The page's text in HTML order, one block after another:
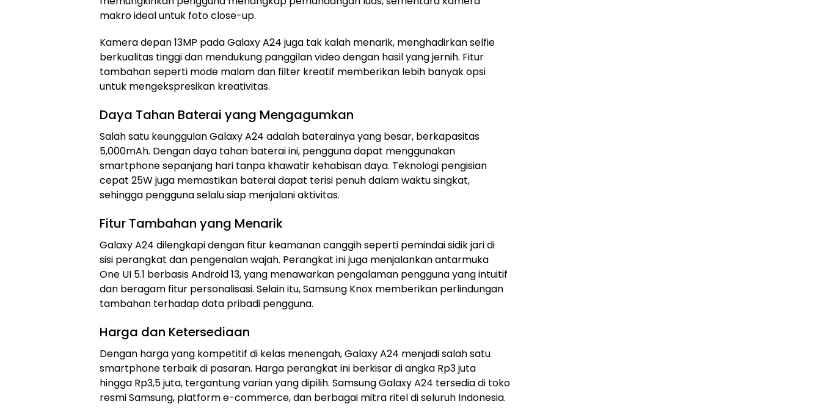
makro ideal untuk foto close-up.
Kamera depan 13MP pada Galaxy A24 juga tak kalah menarik, menghadirkan selfie
berkualitas tinggi dan mendukung panggilan video dengan hasil yang jernih. Fitur
tambahan seperti mode malam dan filter kreatif memberikan lebih banyak opsi
untuk mengekspresikan kreativitas.
Daya Tahan Baterai yang Mengagumkan
Salah satu keunggulan Galaxy A24 adalah baterainya yang besar, berkapasitas
5,000mAh. Dengan daya tahan baterai ini, pengguna dapat menggunakan
smartphone sepanjang hari tanpa khawatir kehabisan daya. Teknologi pengisian
cepat 25W juga memastikan baterai dapat terisi penuh dalam waktu singkat,
sehingga pengguna selalu siap menjalani aktivitas.
Fitur Tambahan yang Menarik
Galaxy A24 dilengkapi dengan fitur keamanan canggih seperti pemindai sidik jari di
sisi perangkat dan pengenalan wajah. Perangkat ini juga menjalankan antarmuka
One UI 5.1 berbasis Android 13, yang menawarkan pengalaman pengguna yang intuitif
dan beragam fitur personalisasi. Selain itu, Samsung Knox memberikan perlindungan
tambahan terhadap data pribadi pengguna.
Harga dan Ketersediaan
Dengan harga yang kompetitif di kelas menengah, Galaxy A24 menjadi salah satu
smartphone terbaik di pasaran. Harga perangkat ini berkisar di angka Rp3 juta
hingga Rp3,5 juta, tergantung varian yang dipilih. Samsung Galaxy A24 tersedia di toko
resmi Samsung, platform e-commerce, dan berbagai mitra ritel di seluruh Indonesia.